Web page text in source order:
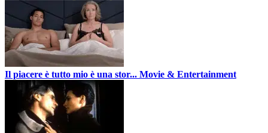
Il piacere è tutto mio è una stor... Movie & Entertainment